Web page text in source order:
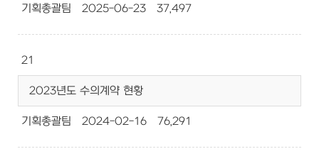
기획총괄팀 2025-06-23 37,497
21
2023년도 수의계약 현황
기획총괄팀 2024-02-16 76,291